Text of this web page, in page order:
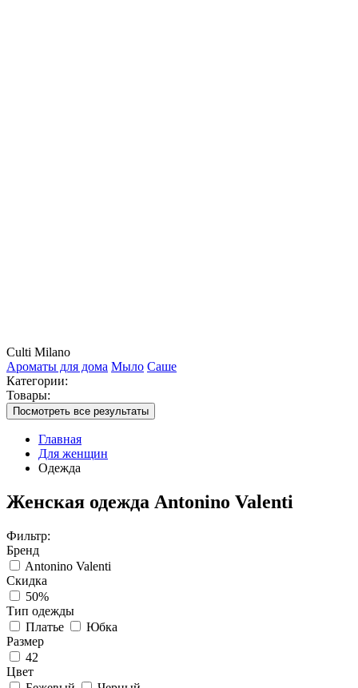
Culti Milano
Ароматы для дома Мыло Саше
Категории:
Товары:
Посмотреть все результаты
Главная
Для женщин
Одежда
Женская одежда Antonino Valenti
Фильтр:
Бренд
Antonino Valenti
Скидка
50%
Тип одежды
Платье
Юбка
Размер
42
Цвет